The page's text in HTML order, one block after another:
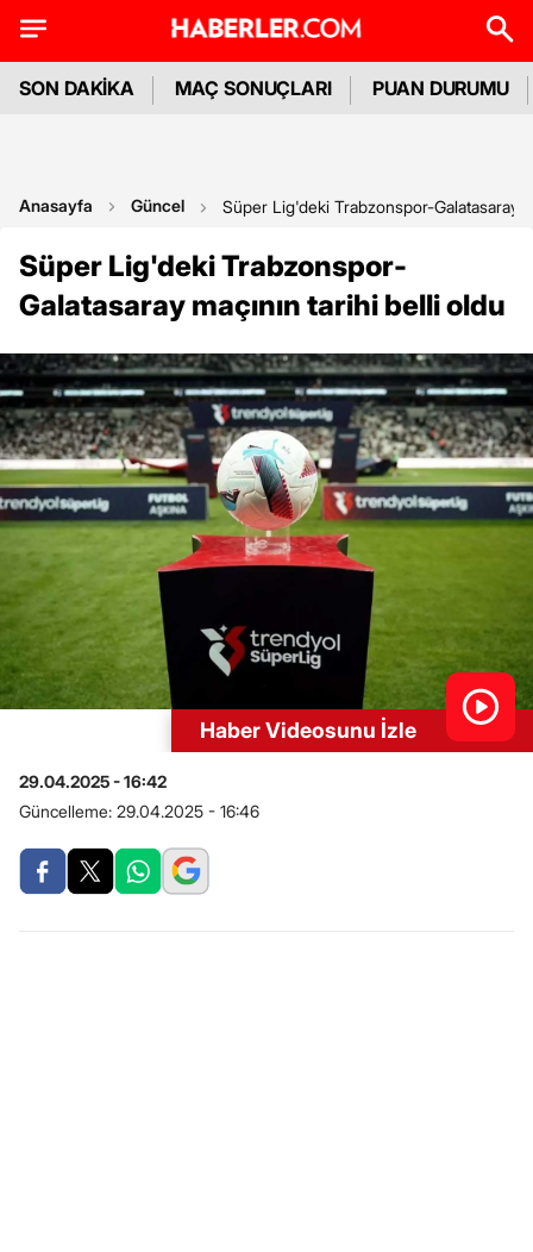
SON DAKİKA MAÇ SONUÇLARI PUAN DURUMU
Anasayfa Güncel Süper Lig'deki Trabzonspor-Galatasaray
Süper Lig'deki Trabzonspor-
Galatasaray maçının tarihi belli oldu
Haber Videosunu İzle
29.04.2025 - 16:42
Güncelleme: 29.04.2025 - 16:46